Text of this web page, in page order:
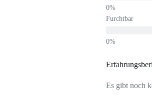
Furchtbar
Es gibt noch